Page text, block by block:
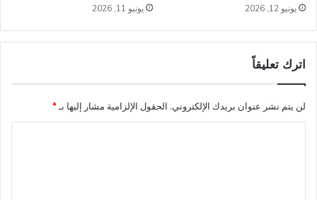
يونيو 12, 2026 يونيو 11, 2026
اترك تعليقاً
لن يتم نشر عنوان بريدك الإلكتروني. الحقول الإلزامية مشار إليها بـ*